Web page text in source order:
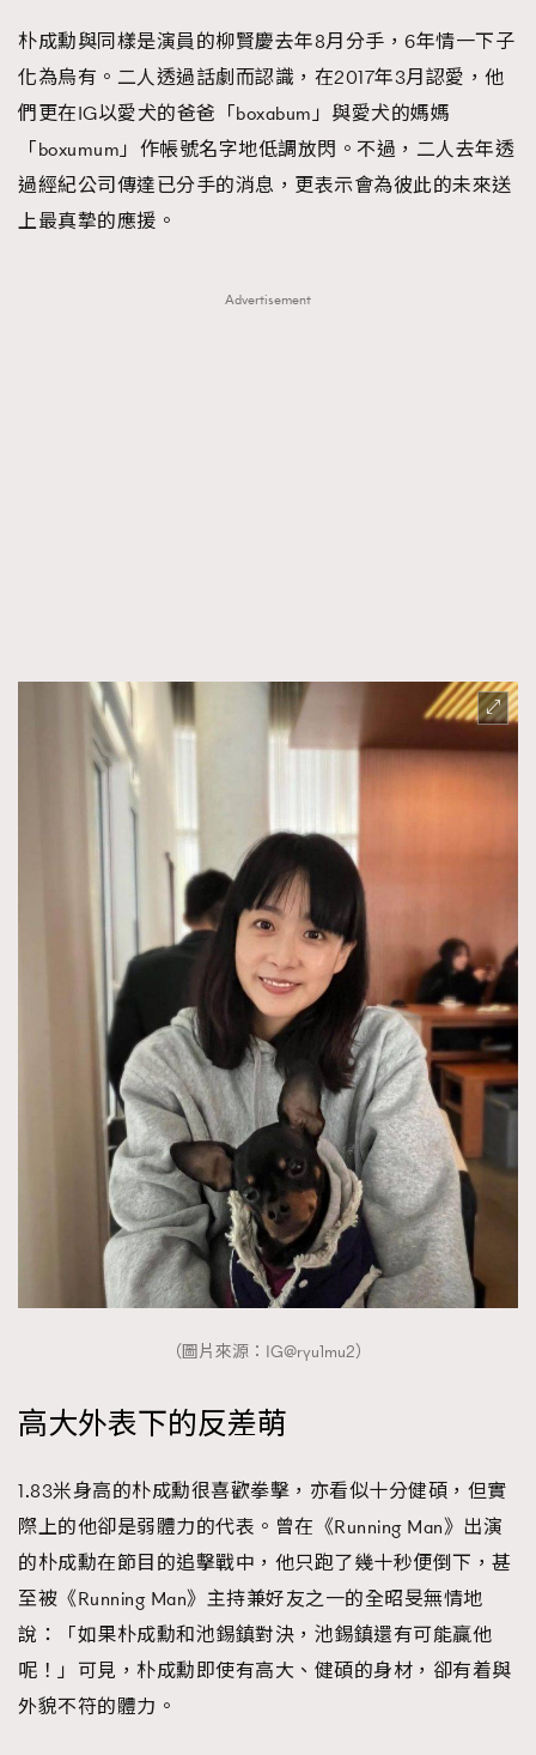
朴成勳與同樣是演員的柳賢慶去年8月分手，6年情一下子
化為烏有。二人透過話劇而認識，在2017年3月認愛，他
們更在IG以愛犬的爸爸「boxabum」與愛犬的媽媽
「boxumum」作帳號名字地低調放閃。不過，二人去年透
過經紀公司傳達已分手的消息，更表示會為彼此的未來送
上最真摯的應援。
Advertisement
（圖片來源：IG@ryu1mu2）
高大外表下的反差萌
1.83米身高的朴成勳很喜歡拳擊，亦看似十分健碩，但實
際上的他卻是弱體力的代表。曾在《Running Man》出演
的朴成勳在節目的追擊戰中，他只跑了幾十秒便倒下，甚
至被《Running Man》主持兼好友之一的全昭旻無情地
說：「如果朴成勳和池錫鎮對決，池錫鎮還有可能贏他
呢！」可見，朴成勳即使有高大、健碩的身材，卻有着與
外貌不符的體力。